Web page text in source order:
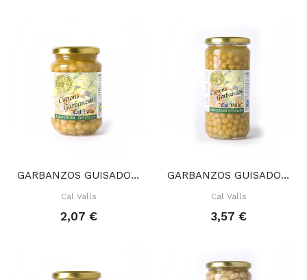
GARBANZOS GUISADOS 350 GR
Cal Valls
2,07 €
GARBANZOS GUISADOS 700 GR
Cal Valls
3,57 €